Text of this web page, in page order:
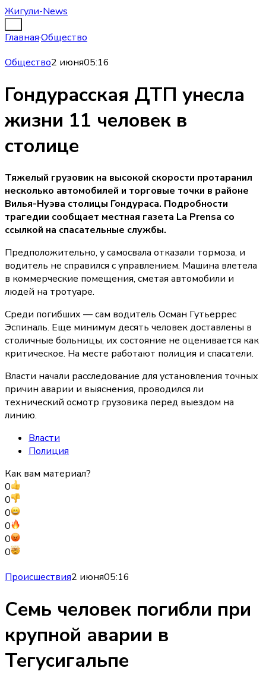
Жигули-News
Главная·Общество
Общество2 июня05:16
Гондурасская ДТП унесла
жизни 11 человек в
столице
Тяжелый грузовик на высокой скорости протаранил
несколько автомобилей и торговые точки в районе
Вилья-Нуэва столицы Гондураса. Подробности
трагедии сообщает местная газета La Prensa со
ссылкой на спасательные службы.
Предположительно, у самосвала отказали тормоза, и
водитель не справился с управлением. Машина влетела
в коммерческие помещения, сметая автомобили и
людей на тротуаре.
Среди погибших — сам водитель Осман Гутьеррес
Эспиналь. Еще минимум десять человек доставлены в
столичные больницы, их состояние не оценивается как
критическое. На месте работают полиция и спасатели.
Власти начали расследование для установления точных
причин аварии и выяснения, проводился ли
технический осмотр грузовика перед выездом на
линию.
Власти
Полиция
Как вам материал?
0
0
0
0
0
0
Происшествия2 июня05:16
Семь человек погибли при
крупной аварии в
Тегусигальпе